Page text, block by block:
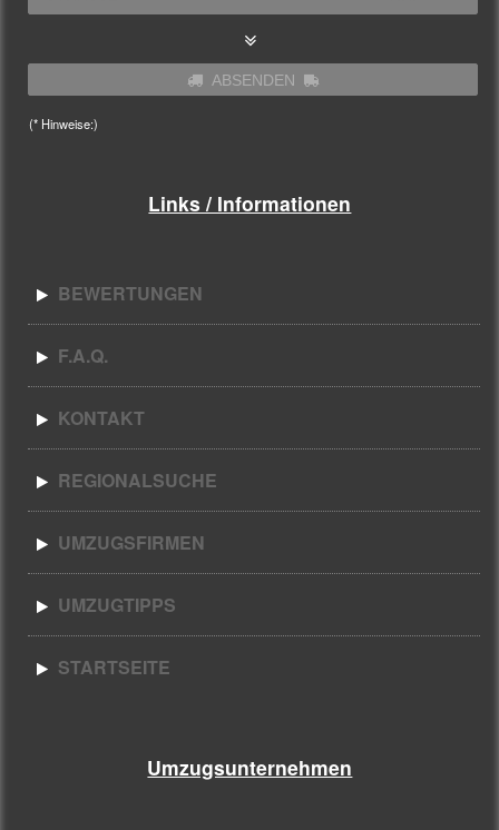
ABSENDEN
(* Hinweise:)
Links / Informationen
BEWERTUNGEN
F.A.Q.
KONTAKT
REGIONALSUCHE
UMZUGSFIRMEN
UMZUGTIPPS
STARTSEITE
Umzugsunternehmen